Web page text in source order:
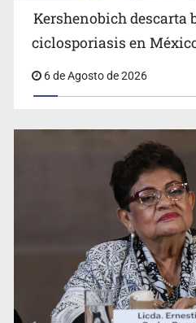
Jalisco mantiene la búsqueda
desaparecidos durante julio
Kershenobich descarta
ciclosporiasis en
6 de Agosto de 2026